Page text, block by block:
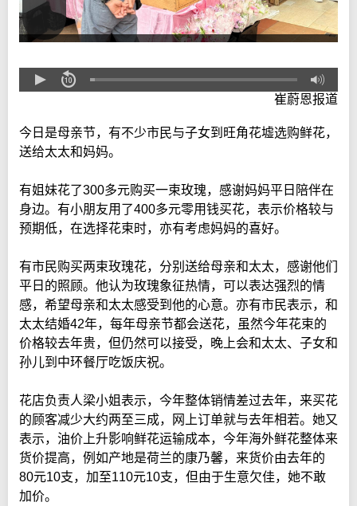
崔蔚恩报道
今日是母亲节，有不少市民与子女到旺角花墟选购鲜花，
送给太太和妈妈。
有姐妹花了300多元购买一束玫瑰，感谢妈妈平日陪伴在
身边。有小朋友用了400多元零用钱买花，表示价格较与
预期低，在选择花束时，亦有考虑妈妈的喜好。
有市民购买两束玫瑰花，分别送给母亲和太太，感谢他们
平日的照顾。他认为玫瑰象征热情，可以表达强烈的情
感，希望母亲和太太感受到他的心意。亦有市民表示，和
太太结婚42年，每年母亲节都会送花，虽然今年花束的
价格较去年贵，但仍然可以接受，晚上会和太太、子女和
孙儿到中环餐厅吃饭庆祝。
花店负责人梁小姐表示，今年整体销情差过去年，来买花
的顾客减少大约两至三成，网上订单就与去年相若。她又
表示，油价上升影响鲜花运输成本，今年海外鲜花整体来
货价提高，例如产地是荷兰的康乃馨，来货价由去年的
80元10支，加至110元10支，但由于生意欠佳，她不敢
加价。